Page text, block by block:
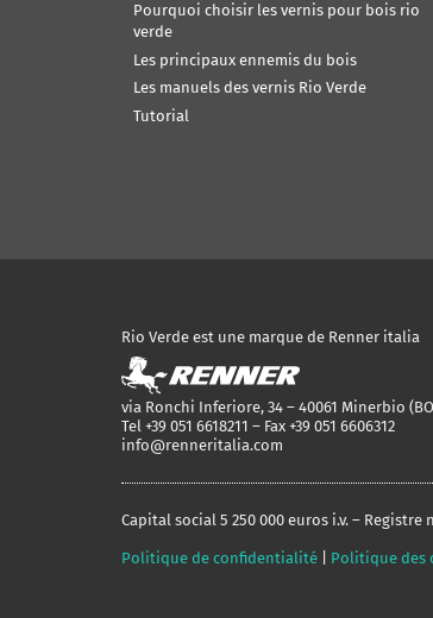
Pourquoi choisir les vernis pour bois rio
verde
Les principaux ennemis du bois
Les manuels des vernis Rio Verde
Tutorial
Rio Verde est une marque de Renner italia
via Ronchi Inferiore, 34 – 40061 Minerbio
Tel +39 051 6618211 – Fax +39 051 6606312
info@renneritalia.com
Capital social 5 250 000 euros i.v. – Registre
Politique de confidentialité Politique des